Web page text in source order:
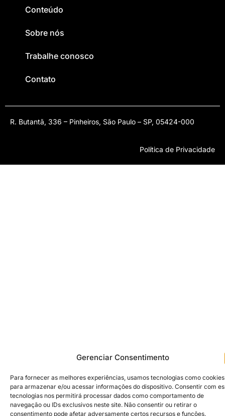
Gerenciar Consentimento
Para fornecer as melhores experiências, usamos tecnologias como cookies
para armazenar e/ou acessar informações do dispositivo. Consentir com
tecnologias nos permitirá processar dados como comportamento de
navegação ou IDs exclusivos neste site. Não consentir ou retirar o
consentimento pode afetar adversamente certos recursos e funções.
Conteúdo
Sobre nós
Trabalhe conosco
Contato
R. Butantã, 336 – Pinheiros, São Paulo – SP, 05424-000
Política de Privacidade